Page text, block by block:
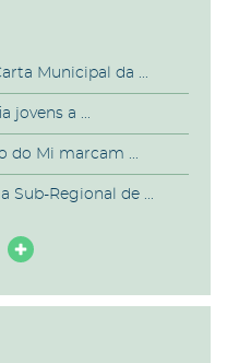
Municipal da ...
a ...
do Mi marcam ...
Regional de ...